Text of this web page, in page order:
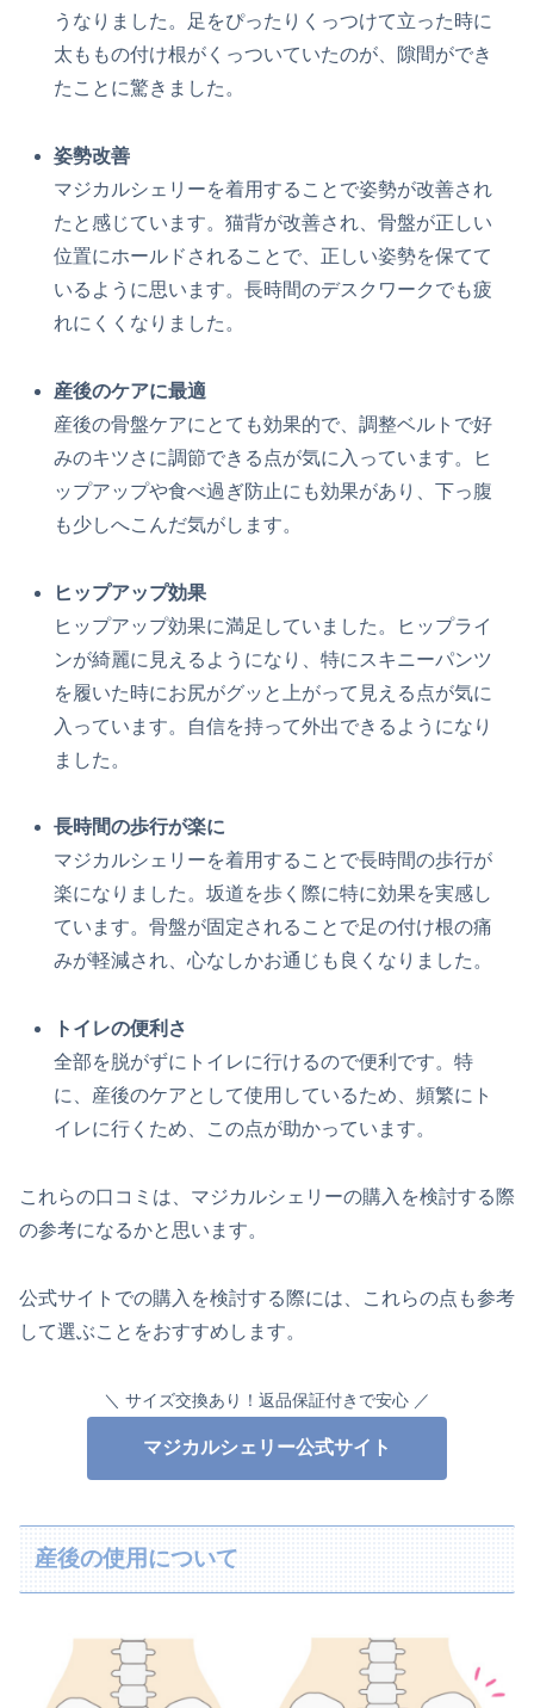
うなりました。足をぴったりくっつけて立った時に
太ももの付け根がくっついていたのが、隙間ができ
たことに驚きました。
姿勢改善
マジカルシェリーを着用することで姿勢が改善され
たと感じています。猫背が改善され、骨盤が正しい
位置にホールドされることで、正しい姿勢を保てて
いるように思います。長時間のデスクワークでも疲
れにくくなりました。
産後のケアに最適
産後の骨盤ケアにとても効果的で、調整ベルトで好
みのキツさに調節できる点が気に入っています。ヒ
ップアップや食べ過ぎ防止にも効果があり、下っ腹
も少しへこんだ気がします。
ヒップアップ効果
ヒップアップ効果に満足していました。ヒップライ
ンが綺麗に見えるようになり、特にスキニーパンツ
を履いた時にお尻がグッと上がって見える点が気に
入っています。自信を持って外出できるようになり
ました。
長時間の歩行が楽に
マジカルシェリーを着用することで長時間の歩行が
楽になりました。坂道を歩く際に特に効果を実感し
ています。骨盤が固定されることで足の付け根の痛
みが軽減され、心なしかお通じも良くなりました。
トイレの便利さ
全部を脱がずにトイレに行けるので便利です。特
に、産後のケアとして使用しているため、頻繁にト
イレに行くため、この点が助かっています。
これらの口コミは、マジカルシェリーの購入を検討する際
の参考になるかと思います。
公式サイトでの購入を検討する際には、これらの点も参考
して選ぶことをおすすめします。
＼ サイズ交換あり！返品保証付きで安心 ／
マジカルシェリー公式サイト
産後の使用について